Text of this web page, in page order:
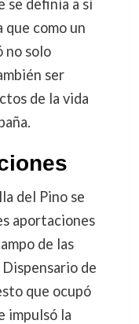
se definía a sí
que como un
no solo
ser
de la vida
del Pino se
aportaciones
de las
de
que ocupó
impulsó la